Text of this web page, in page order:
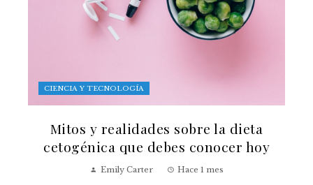
CIENCIA Y TECNOLOGÍA
Mitos y realidades sobre la dieta
cetogénica que debes conocer hoy
Emily Carter Hace 1 mes